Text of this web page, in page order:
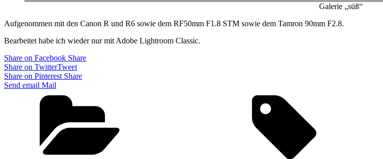
Galerie „süß“
Aufgenommen mit den Canon R und R6 sowie dem RF50mm F1.8 STM sowie dem Tamron 90mm F2.8.
Bearbeitet habe ich wieder nur mit Adobe Lightroom Classic.
Share on Facebook Share
Share on TwitterTweet
Share on Pinterest Share
Send email Mail